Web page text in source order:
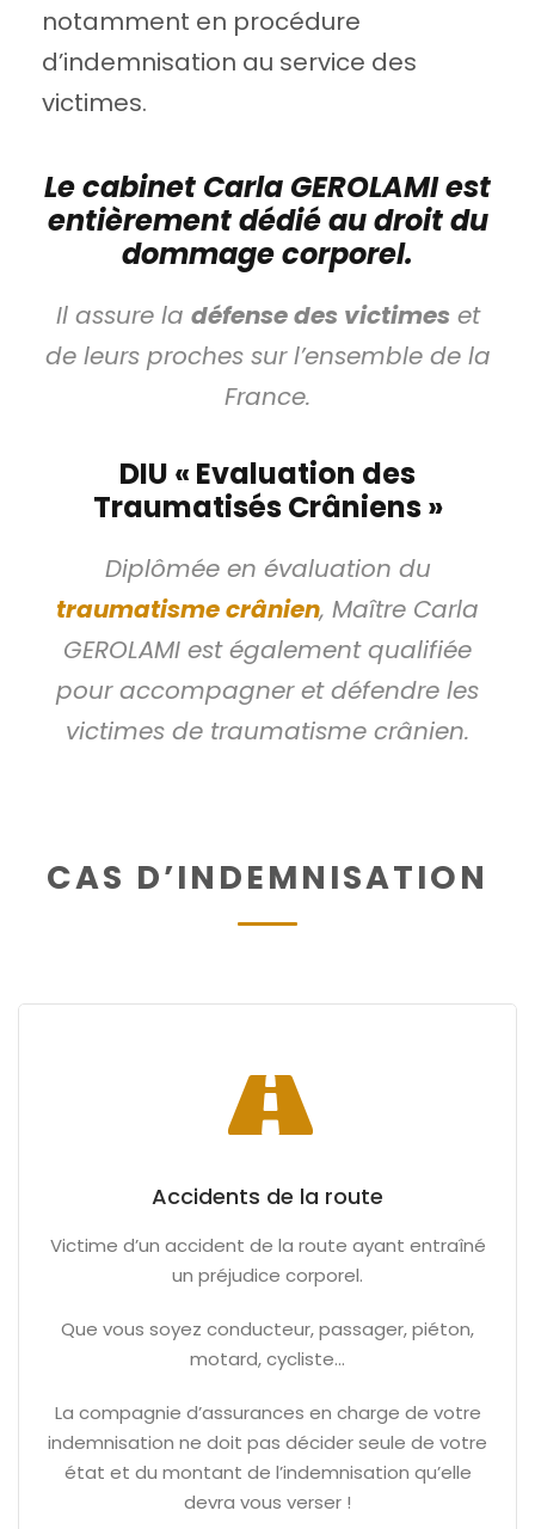
notamment en procédure
d’indemnisation au service des
victimes.
Le cabinet Carla GEROLAMI est
entièrement dédié au droit du
dommage corporel.
Il assure la défense des victimeset
de leurs proches sur l’ensemble de la
France.
DIU « Evaluation des
Traumatisés Crâniens »
Diplômée en évaluation du
traumatisme crânien, Maître Carla
GEROLAMI est également qualifiée
pour accompagner et défendre les
victimes de traumatisme crânien.
CAS D’INDEMNISATION
Accidents de la route
Victime d’un accident de la route ayant entraîné
un préjudice corporel.
Que vous soyez conducteur, passager, piéton,
motard, cycliste…
La compagnie d’assurances en charge de votre
indemnisation ne doit pas décider seule de votre
état et du montant de l’indemnisation qu’elle
devra vous verser !